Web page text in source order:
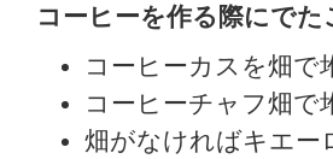
コーヒーを作る際にで
コーヒーカスを畑
コーヒーチャフ畑
畑がなければキエー